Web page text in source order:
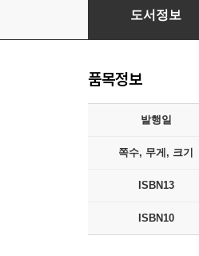
중국속으로
도서정보
품목정보
발행일
쪽수, 무게, 크기
ISBN13
ISBN10